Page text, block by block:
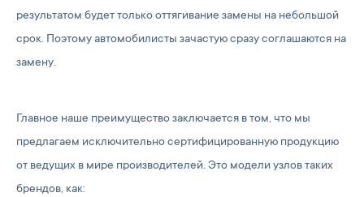
результатом будет только оттягивание замены на небольшой
срок. Поэтому автомобилисты зачастую сразу соглашаются на
замену.
Главное наше преимущество заключается в том, что мы
предлагаем исключительно сертифицированную продукцию
от ведущих в мире производителей. Это модели узлов таких
брендов, как: